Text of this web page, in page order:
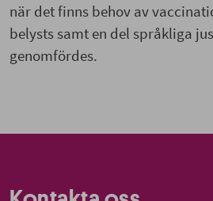
när det finns behov av
belysts samt en del språkliga
genomfördes.